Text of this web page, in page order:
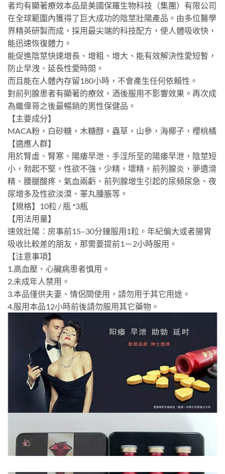
者均有顯著療效本品是美國保羅生物科技（集團）有限公司
在全球範圍內獲得了巨大成功的陰莖壯陽產品。由多位醫學
界精英研製而成，採用最尖端的科技配方，使人體吸收快，
能迅速恢復體力。
能促進陰莖快速增長、增粗、增大、能有效解決性愛短暫，
防止早洩、延長性愛時間。
而且能在人體內存留180小時，不會產生任何依賴性。
對前列腺患者有顯著的療效，酒後服用不影響效果。再次成
為繼偉哥之後最暢銷的男性保健品。
【主要成分】
MACA粉，白砂糖，木糖醇，蟲草，山參，海椰子，櫻桃橘
【適應人群】
用於腎虛、腎寒、陽痿早泄、手淫所至的陽痿早泄，陰莖短
小，勃起不堅，性欲不強，少精，壞精，前列腺炎，夢遺滑
精、腰腿酸疼、氣血兩虧、前列腺增生引起的尿頻尿急、夜
尿增多及性欲淡漠、睪丸腫脹等。
【規格】10粒 / 瓶 *3瓶
【用法用量】
速效壯陽：房事前15–30分鐘服用1粒。年紀偏大或者腸胃
吸收比較差的朋友，那需要提前1－2小時服用。
【注意事項】
1.高血壓、心臟病患者慎用。
2.未成年人禁用。
3.本品僅供夫妻、情侶間使用，請勿用于其它用途。
4.服用本品12小時前後請勿服用其它藥物。